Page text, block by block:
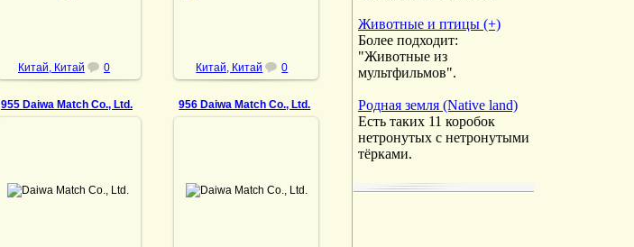
Китай, Китай 0 Китай, Китай 0
955 Daiwa Match Co., Ltd.
Daiwa Match Co., Ltd.
956 Daiwa Match Co., Ltd.
Daiwa Match Co., Ltd.
Животные и птицы (+)
Более подходит:
"Животные из
мультфильмов".
Родная земля (Native land)
Есть таких 11 коробок
нетронутых с нетронутыми
тёрками.